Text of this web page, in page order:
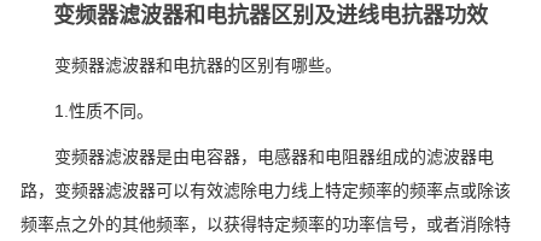
变频器滤波器和电抗器区别及进线电抗器功效
变频器滤波器和电抗器的区别有哪些。
1.性质不同。
变频器滤波器是由电容器，电感器和电阻器组成的滤波器电
路，变频器滤波器可以有效滤除电力线上特定频率的频率点或除该
频率点之外的其他频率，以获得特定频率的功率信号，或者消除特